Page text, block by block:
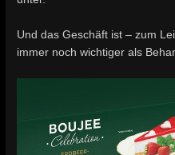
Und das Geschäft ist – zum
immer noch wichtiger als